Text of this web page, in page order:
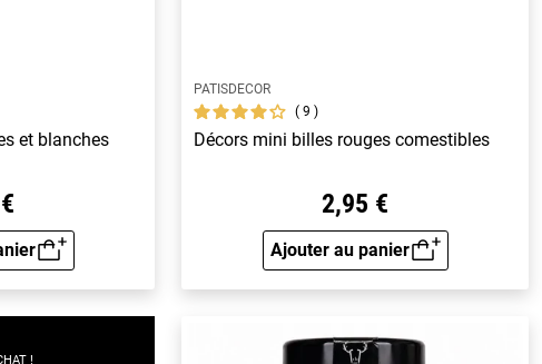
et blanches
rapide
PATISDECOR
9
Décors mini billes rouges comestibles
2,95 €
Ajouter au panier
Aperçu rapide
!